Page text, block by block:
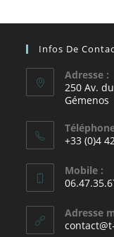
Infos De
Adresse :
250 Av.
Gémenos
+33 (0)4
Mobile :
Adresse